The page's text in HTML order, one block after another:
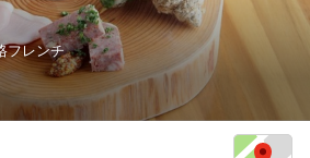
フレンチ